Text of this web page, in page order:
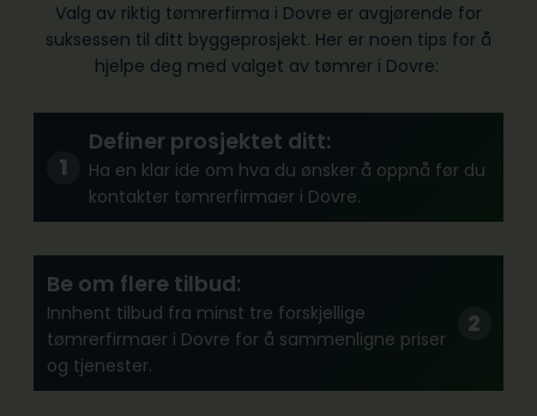
Valg av riktig tømrerfirma i Dovre er avgjørende for
suksessen til ditt byggeprosjekt. Her er noen tips for å
hjelpe deg med valget av tømrer i Dovre:
Definer prosjektet ditt:
Ha en klar ide om hva du ønsker å oppnå før du
kontakter tømrerfirmaer i Dovre.
Be om flere tilbud:
Innhent tilbud fra minst tre forskjellige
tømrerfirmaer i Dovre for å sammenligne priser
og tjenester.